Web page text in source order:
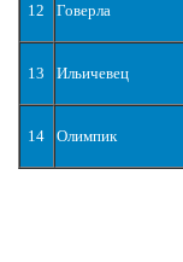
12 Говерла
13 Ильичевец
14 Олимпик